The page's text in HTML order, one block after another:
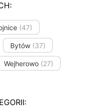
(47)
Bytów (37)
Wejherowo (27)